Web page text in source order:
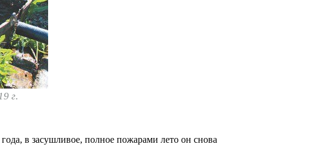
г.
в засушливое, полное пожарами лето он снова